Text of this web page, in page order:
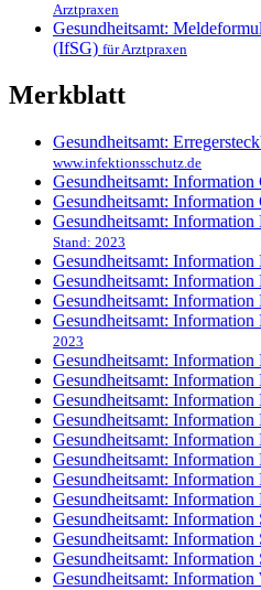
Arztpraxen
Gesundheitsamt:
(IfSG) für Arztpraxen
Merkblatt
Gesundheitsamt:
www.infektionsschutz.de
Gesundheitsamt: Information
Gesundheitsamt: Information
Gesundheitsamt:
Stand: 2023
Gesundheitsamt: Information
Gesundheitsamt: Information
Gesundheitsamt: Information
Gesundheitsamt: Information
2023
Gesundheitsamt: Information
Gesundheitsamt: Information
Gesundheitsamt: Information
Gesundheitsamt: Information
Gesundheitsamt: Information
Gesundheitsamt: Information
Gesundheitsamt: Information
Gesundheitsamt: Information
Gesundheitsamt: Information
Gesundheitsamt: Information
Gesundheitsamt: Information
Gesundheitsamt: Information